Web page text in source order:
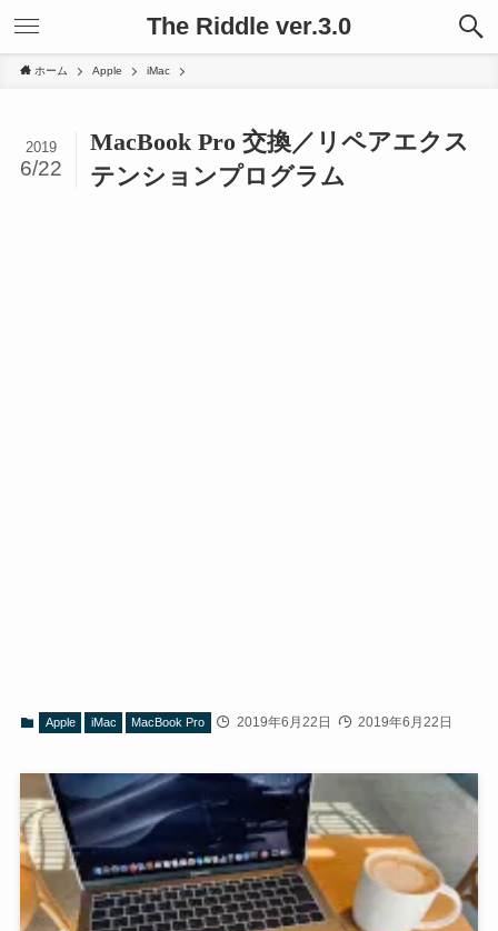
The Riddle ver.3.0
ホーム Apple iMac
MacBook Pro 交換／リペアエクス
テンションプログラム
2019
6/22
Apple iMac MacBook Pro 2019年6月22日 2019年6月22日